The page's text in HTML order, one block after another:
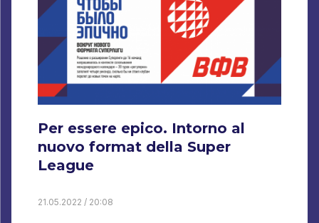
Per essere epico. Intorno al
nuovo format della Super
League
21.05.2022 / 20:08